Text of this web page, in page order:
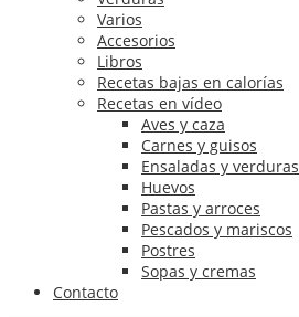
Varios
Accesorios
Libros
Recetas bajas en calorías
Recetas en vídeo
Aves y caza
Carnes y guisos
Ensaladas y verduras
Huevos
Pastas y arroces
Pescados y mariscos
Postres
Sopas y cremas
Contacto